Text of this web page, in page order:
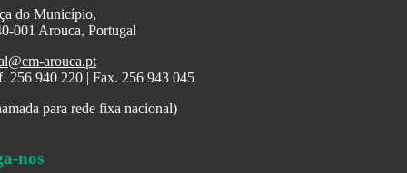
do Município,
001 Arouca, Portugal
arouca.pt
256 940 220 | Fax. 256 943 045
para rede fixa nacional)
nos